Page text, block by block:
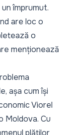
împrumut.
are loc o
o
menționează
așa cum își
Viorel
Moldova. Cu
plăților